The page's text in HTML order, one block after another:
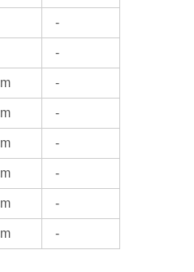
-
-
-
-
-
-
-
-